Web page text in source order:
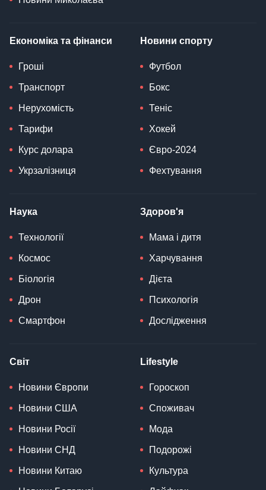
Економіка та фінанси
Гроші
Транспорт
Нерухомість
Тарифи
Курс долара
Укрзалізниця
Новини спорту
Футбол
Бокс
Теніс
Хокей
Євро-2024
Фехтування
Наука
Технології
Космос
Біологія
Дрон
Смартфон
Здоров'я
Мама і дитя
Харчування
Дієта
Психологія
Дослідження
Світ
Новини Європи
Новини США
Новини Росії
Новини СНД
Новини Китаю
Lifestyle
Гороскоп
Споживач
Мода
Подорожі
Культура